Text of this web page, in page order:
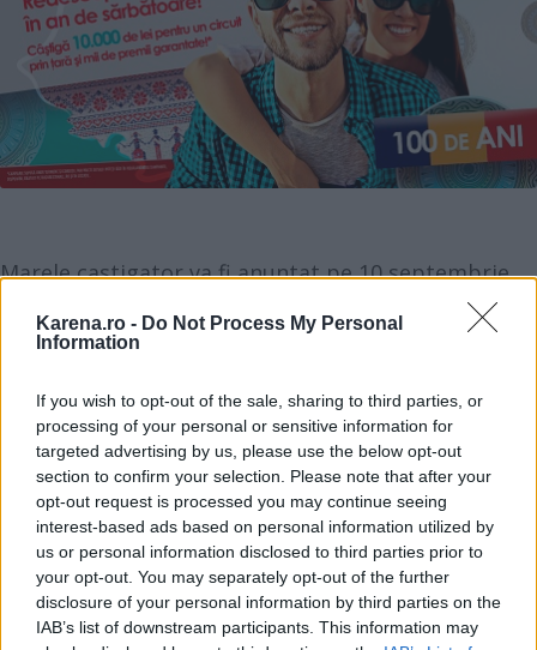
Karena.ro - Do Not Process My Personal
Information
If you wish to opt-out of the sale, sharing to third parties, or
processing of your personal or sensitive information for
targeted advertising by us, please use the below opt-out
section to confirm your selection. Please note that after your
opt-out request is processed you may continue seeing
interest-based ads based on personal information utilized by
us or personal information disclosed to third parties prior to
your opt-out. You may separately opt-out of the further
disclosure of your personal information by third parties on the
IAB’s list of downstream participants. This information may
Marele castigator va fi anuntat pe 10 septembrie,
in cadrul tragerii la sorti din incinta Bucuresti Mall,
in zona din apropierea InfoDesk.
Clientii Bucuresti Mall au ocazia, prin aceasta
calatorie, sa se indragosteasca definitiv de
Romania, sa isi redescopere tara, valorile si
traditiile la aniversarea Centenarului.
Castigul poate fi acum cu atat mai mare cu cat la
Bucuresti Mall este in toi sezonul reducerilor de
vara - clientii se pot bucura in aceasta perioada de